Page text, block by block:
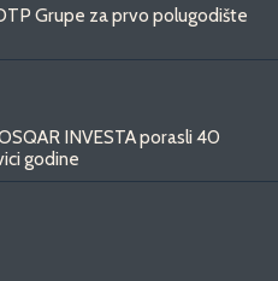
Grupe za prvo polugodište
INVESTA porasli 40
godine